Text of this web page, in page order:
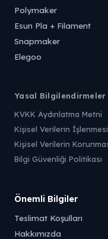
Polymaker
Esun Pla + Filament
Snapmaker
Elegoo
Yasal Bilgilendirmeler
KVKK Aydınlatma Metni
Kişisel Verilerin İşlenmesi
Kişisel Verilerin
Bilgi Güvenliği Politikası
Önemli Bilgiler
Teslimat Koşulları
Hakkımızda